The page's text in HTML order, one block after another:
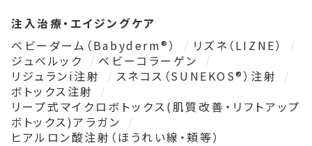
注入治療・エイジングケア
ベビーダーム（Babyderm®）
リズネ（LIZNE）
ジュベルック
ベビーコラーゲン
リジュランi注射
スネコス（SUNEKOS®）注射
ボトックス注射
リープ式マイクロボトックス(肌質改善・リフトアップ
ボトックス)アラガン
ヒアルロン酸注射（ほうれい線・頬等）